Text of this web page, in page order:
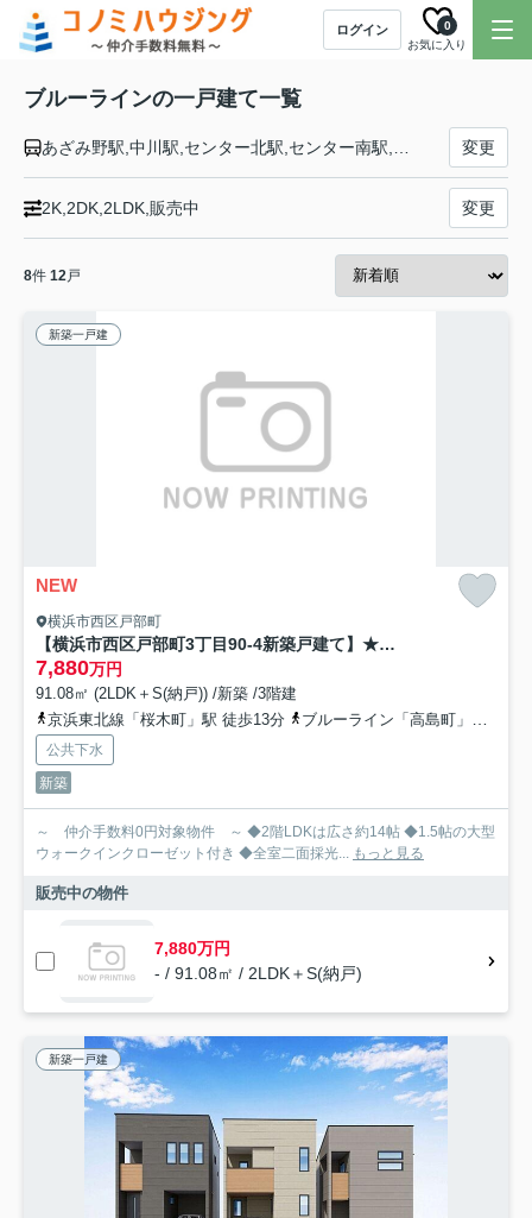
ログイン
お気に入り
0
ブルーラインの一戸建て一覧
変更
2K,2DK,2LDK,販売中 変更
8件 12戸
新築一戸建
NEW
横浜市西区戸部町
【横浜市西区戸部町3丁目90-4新築戸建て】★仲介手数料無料★（戸部小学校・老松中学校）
7,880万円
91.08㎡ (2LDK＋S(納戸)) /新築 /3階建
京浜東北線「桜木町」駅 徒歩13分
ブルーライン「高島町」駅 徒歩11分
公共下水
新築
～ 仲介手数料0円対象物件 ～ ◆2階LDKは広さ約14帖 ◆1.5帖の大型
ウォークインクローゼット付き ◆全室二面採光... もっと見る
販売中の物件
7,880万円
- / 91.08㎡ / 2LDK＋S(納戸)
新築一戸建